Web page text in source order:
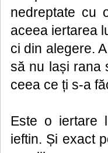
nedreptate cu
aceea iertarea
ci din alegere.
să nu lași rana
ceea ce ți s-a
Este o iertare
ieftin. Și exact